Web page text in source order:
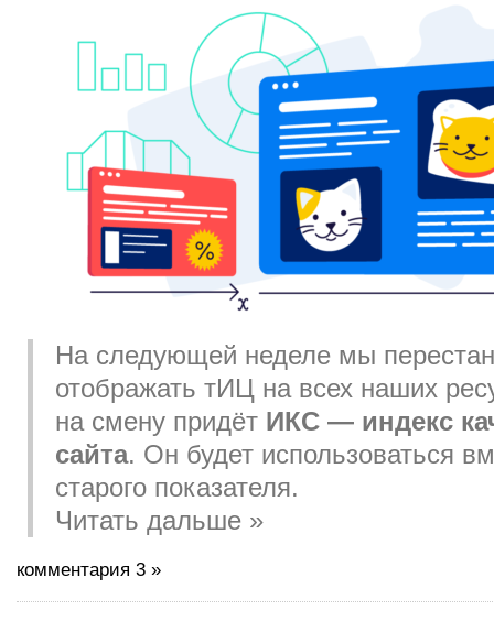
На следующей неделе мы
отображать тИЦ на всех наших
на смену придёт ИКС — индекс
сайта. Он будет использоваться
старого показателя.
Читать дальше »
комментария 3 »